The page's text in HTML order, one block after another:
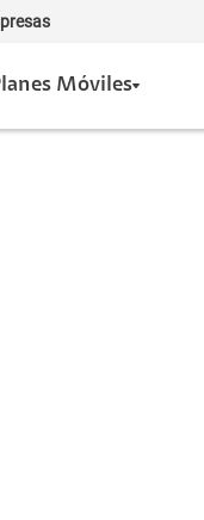
Móviles